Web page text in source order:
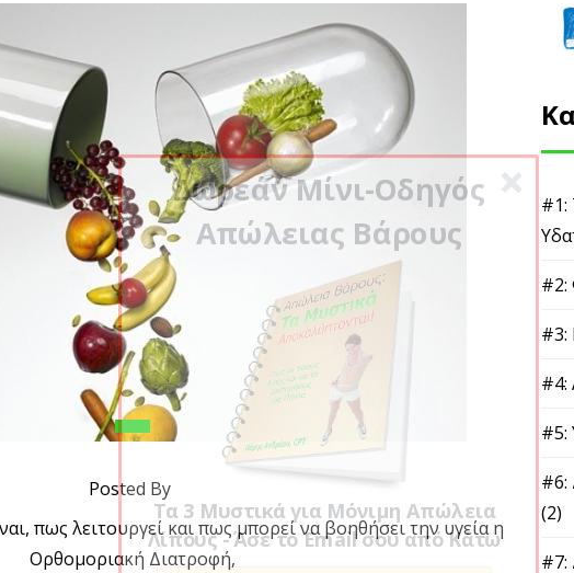
Posted By
πως λειτουργεί και πως μπορεί να βοηθήσει την υγεία η Ορθομοριακή
Διατροφή,
#1:
#7:
#8:
Δωρεάν Μίνι-Οδηγός
Απώλειας Βάρους
Τα 3 Μυστικά για Μόνιμη Απώλεια
Λίπους - Άσε το Email σου από Κάτω